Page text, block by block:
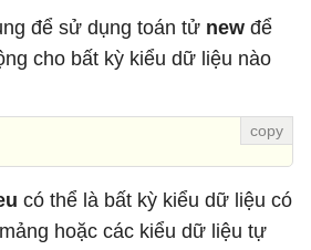
để sử dụng toán tử new để
cho bất kỳ kiểu dữ liệu nào
có thể là bất kỳ kiểu dữ liệu có
hoặc các kiểu dữ liệu tự